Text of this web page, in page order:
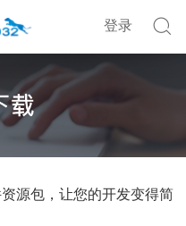

登录
源包，让您的开发变得简